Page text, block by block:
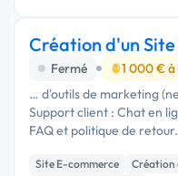
Création d'un
Fermé
1 000 €
… d'outils de marketing
Support client : Chat en
FAQ et politique de
commerce
Magento, etc.). …
Site E-commerce
Création